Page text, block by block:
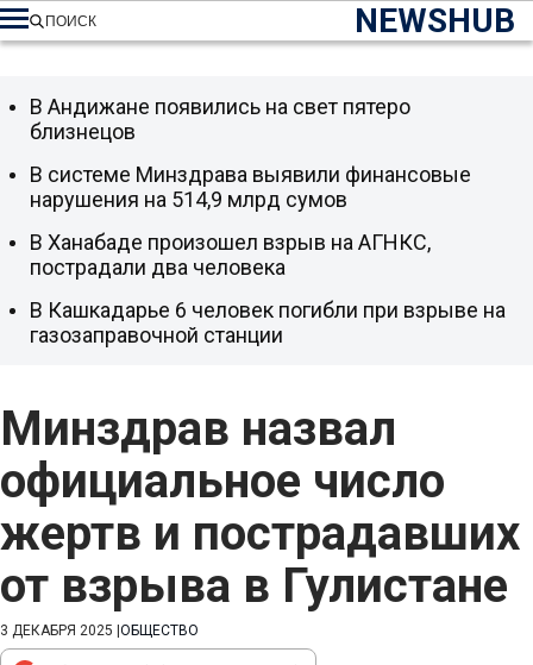
NEWSHUB
ПОИСК
Минздрав назвал
официальное число
жертв и пострадавших
от взрыва в Гулистане
3 ДЕКАБРЯ 2025 ОБЩЕСТВО
В Андижане появились на свет пятеро
близнецов
В системе Минздрава выявили финансовые
нарушения на 514,9 млрд сумов
В Ханабаде произошел взрыв на АГНКС,
пострадали два человека
В Кашкадарье 6 человек погибли при взрыве на
газозаправочной станции